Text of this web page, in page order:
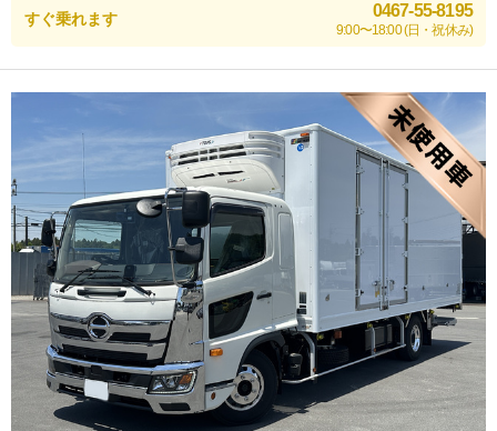
すぐ乗れます 0467-55-8195
9:00〜18:00 (日・祝休み)